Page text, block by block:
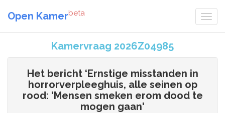
Open Kamerbeta
Kamervraag 2026Z04985
Het bericht ‘Ernstige misstanden in
horrorverpleeghuis, alle seinen op
rood: 'Mensen smeken erom dood te
mogen gaan'